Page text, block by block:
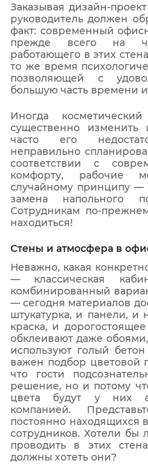
Заказывая дизайн-
руководитель должен
факт: современный
прежде всего на
работающего в этих
то же время
позволяющей с
большую часть времени
Иногда
существенно изменить
часто его
неправильно
соответствии с
комфорту, рабочие
случайному принципу —
замена напольного
Сотрудникам по-
находиться!
Стены и атмосфера в
Неважно, какая
— классическая
комбинированный
— сегодня материалов
штукатурка, и панели, и
краска, и
обклеивают даже
используют голый
важен подбор цветовой
что гости
решение, но и потому
цвета будут у них
компанией.
постоянно находящихся
сотрудников. Хотели бы
проводить в этих
должны хотеть они?